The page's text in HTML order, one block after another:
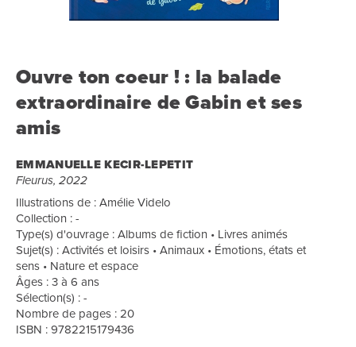
Ouvre ton coeur ! : la balade
extraordinaire de Gabin et ses
amis
EMMANUELLE KECIR-LEPETIT
Fleurus, 2022
Illustrations de : Amélie Videlo
Collection : -
Type(s) d'ouvrage : Albums de fiction • Livres animés
Sujet(s) : Activités et loisirs • Animaux • Émotions, états et
sens • Nature et espace
Âges : 3 à 6 ans
Sélection(s) : -
Nombre de pages : 20
ISBN : 9782215179436